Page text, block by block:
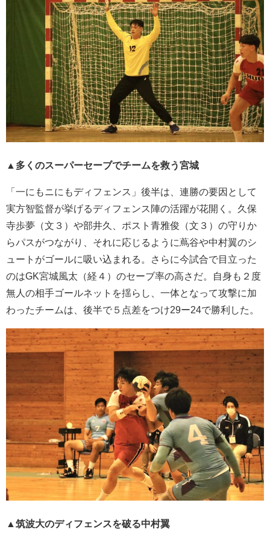
▲多くのスーパーセーブでチームを救う宮城
「一にもニにもディフェンス」後半は、連勝の要因として
実方智監督が挙げるディフェンス陣の活躍が花開く。久保
寺歩夢（文３）や部井久、ポスト青雅俊（文３）の守りか
らパスがつながり、それに応じるように蔦谷や中村翼のシ
ュートがゴールに吸い込まれる。
さらに今試合で目立った
のはGK宮城風太（経４）のセーブ率の高さだ。自身も２度
無人の相手ゴールネットを揺らし、一体となって攻撃に加
わったチームは、後半で５点差をつけ29ー24で勝利した。
▲筑波大のディフェンスを破る中村翼